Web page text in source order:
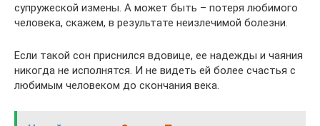
супружеской измены. А может быть – потеря любимого
человека, скажем, в результате неизлечимой болезни.
Если такой сон приснился вдовице, ее надежды и чаяния
никогда не исполнятся. И не видеть ей более счастья с
любимым человеком до скончания века.